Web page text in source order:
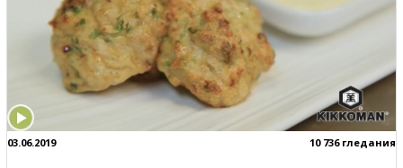
03.06.2019 10 736 гледания